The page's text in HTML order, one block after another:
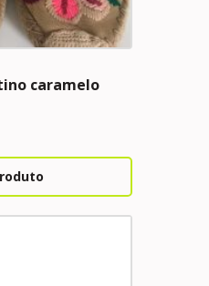
caramelo